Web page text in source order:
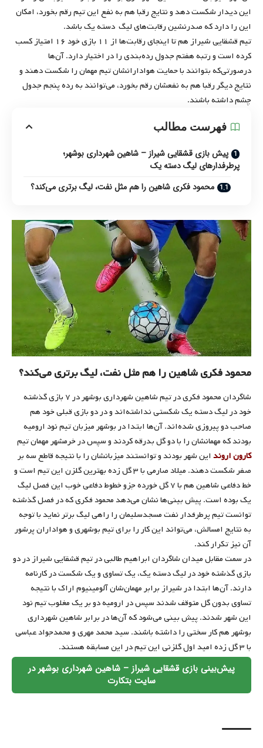
این دیدار شکست دهد و نتایج رقبا هم به نفع این تیم رقم بخورد، امکان
این را دارد که صدرنشین رقابت‌های لیگ دسته یک باشد.
تیم قشقایی شیراز هم تا اینجای رقابت‌ها از ۱۱ بازی خود ۱۶ امتیاز کسب
کرده است و رتبه هفتم جدول رده‌بندی را در اختیار دارد. آن‌ها
درصورتی‌که بتوانند با حمایت هوادارانشان تیم مهمان را شکست دهند و
نتایج دیگر رقبا هم به نفعشان رقم بخورد، می‌توانند به رده پنجم جدول
چشم داشته باشند.
فهرست مطالب
پیش بازی قشقایی شیراز – شاهین شهرداری بوشهر؛
پرطرفدارهای لیگ دسته یک
محمود فکری شاهین را هم مثل نفت، لیگ برتری می‌کند؟
محمود فکری شاهین را هم مثل نفت، لیگ برتری می‌کند؟
شاگردان محمود فکری در تیم شاهین شهرداری بوشهر در ۷ بازی گذشته
خود در لیگ دسته یک شکستی نداشته‌اند و در دو بازی قبلی خود هم
صاحب دو پیروزی شده‌اند. آن‌ها ابتدا در بوشهر میزبان تیم نود ارومیه
بودند که مهمانشان را با دو گل بدرقه کردند و سپس در خرمشهر مهمان تیم
کارون اروند این شهر بودند و توانستند میزبانشان را با نتیجه قاطع سه بر
صفر شکست دهند. میلاد صارمی با ۳ گل زده بهترین گلزن این تیم است و
خط دفاعی شاهین هم با ۷ گل خورده جزو خطوط دفاعی خوب این فصل لیگ
یک بوده است. پیش بینی‌ها نشان می‌دهد محمود فکری که در فصل گذشته
توانست تیم پرطرفدار نفت مسجدسلیمان را راهی لیگ برتر نماید با توجه
به نتایج امسالش، می‌تواند این کار را برای تیم بوشهری و هواداران پرشور
آن نیز تکرار کند.
در سمت مقابل میدان شاگردان ابراهیم طالبی در تیم قشقایی شیراز در دو
بازی گذشته خود در لیگ دسته یک، یک تساوی و یک شکست در کارنامه
دارند. آن‌ها ابتدا در شیراز برابر مهمان‌شان آلومینیوم اراک با نتیجه
تساوی بدون گل متوقف شدند سپس در ارومیه دو بر یک مغلوب تیم نود
این شهر شدند. پیش بینی می‌شود که آن‌ها در برابر شاهین شهرداری
بوشهر هم کار سختی را داشته باشند. سید محمد مهری و محمدجواد عباسی
با ۳ گل زده امید اول گلزنی این تیم در این مسابقه هستند.
پیش‌بینی بازی قشقایی شیراز – شاهین شهرداری بوشهر در
سایت بتکارت